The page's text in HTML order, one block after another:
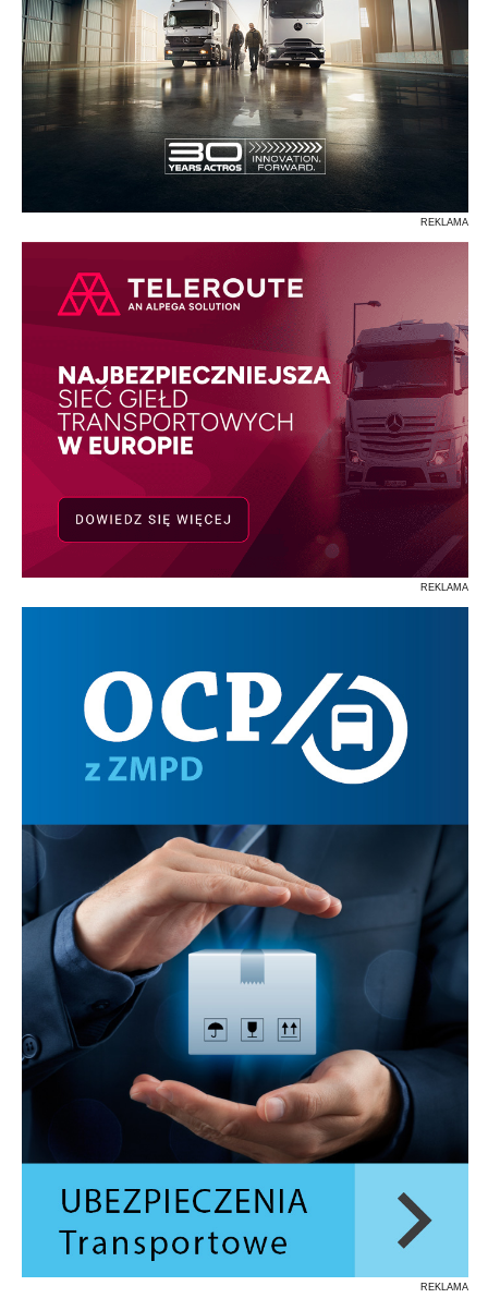
REKLAMA
REKLAMA
REKLAMA